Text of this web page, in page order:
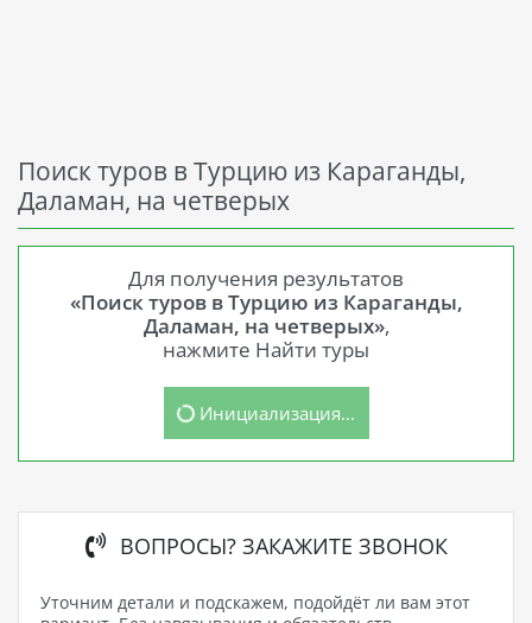
Поиск туров в Турцию из Караганды,
Даламан, на четверых
Для получения результатов
«Поиск туров в Турцию из Караганды,
Даламан, на четверых»,
нажмите Найти туры
Инициализация...
ВОПРОСЫ? ЗАКАЖИТЕ ЗВОНОК
Уточним детали и подскажем, подойдёт ли вам этот